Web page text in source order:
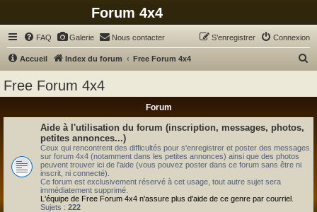
Forum 4x4
FAQ Galerie Nous contacter Connexion
S’enregistrer
Accueil Index du forum Free Forum 4x4
Free Forum 4x4
Forum
Aide à l'utilisation du forum (inscription, messages, photos,
petites annonces...)
Ceux qui rencontrent des difficultés pour s'enregistrer et poster des messages
sur forum 4x4 (notamment dans les petites annonces) ainsi que des photos
peuvent trouver ici de l'aide (vous pouvez poster dans ce forum sans être ni
inscrit, ni connecté).
Ce forum est exclusivement réservé à cet usage, tout autre sujet sera
immédiatement supprimé.
L'équipe de Free Forum 4x4 n'assure plus d'aide de ce genre par courriel
Sujets : 222